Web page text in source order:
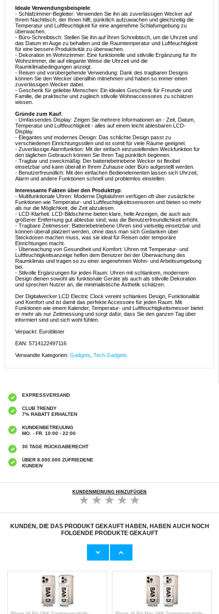
Ideale Verwendungsbeispiele:
- Schlafzimmer-Begleiter: Verwenden Sie ihn als zuverlässigen Wecker auf
Ihrem Nachttisch, der Ihnen hilft, pünktlich aufzuwachen und gleichzeitig die
Temperatur und Luftfeuchtigkeit für eine angenehme Schlafumgebung zu
überwachen.
- Büro-Schreibtisch: Stellen Sie ihn auf Ihren Schreibtisch, um die Uhrzeit und
das Datum im Auge zu behalten und die Raumtemperatur und Luftfeuchtigkeit
für eine bessere Produktivität zu überwachen.
- Dekoration im Wohnzimmer: Eine funktionelle und stilvolle Ergänzung für Ihr
Wohnzimmer, die auf elegante Weise die Uhrzeit und die
Raumklimabedingungen anzeigt.
- Reisen und vorübergehende Verwendung: Dank des tragbaren Designs
können Sie den Wecker überallhin mitnehmen und haben so immer einen
zuverlässigen Wecker dabei.
- Geschenk für geliebte Menschen: Ein ideales Geschenk für Freunde und
Familie, die praktische und zugleich stilvolle Wohnaccessoires zu schätzen
wissen.
Gründe zum Kauf:
- Umfassendes Display: Zeigen Sie mehrere Informationen an - Zeit, Datum,
Temperatur und Luftfeuchtigkeit - alles auf einem leicht ablesbaren LCD-
Display.
- Elegantes und modernes Design: Das schlichte Design passt zu
verschiedenen Einrichtungsstilen und ist somit für viele Räume geeignet.
- Zuverlässige Alarmfunktion: Mit der einfach einzustellenden Weckfunktion für
den täglichen Gebrauch können Sie Ihren Tag pünktlich beginnen.
- Tragbar und zweckmäßig: Der batteriebetriebene Wecker ist flexibel
einsetzbar und kann überall in Ihrem Zuhause oder Büro aufgestellt werden.
- Benutzerfreundlich: Mit den einfachen Bedienelementen lassen sich Uhrzeit,
Alarm und andere Funktionen schnell und problemlos einstellen.
Interessante Fakten über den Produkttyp:
- Multifunktionale Uhren: Moderne Digitaluhren verfügen oft über zusätzliche
Funktionen wie Temperatur- und Luftfeuchtigkeitssensoren und bieten so mehr
als nur die Möglichkeit, die Zeit abzulesen.
- LCD-Klarheit: LCD-Bildschirme bieten klare, helle Anzeigen, die auch aus
größerer Entfernung gut ablesbar sind, was die Benutzerfreundlichkeit erhöht.
- Tragbare Zeitmesser: Batteriebetriebene Uhren sind vielseitig einsetzbar und
können überall platziert werden, ohne dass man sich Gedanken über
Steckdosen machen muss, was sie ideal für Reisen oder temporäre
Einrichtungen macht.
- Überwachung von Gesundheit und Komfort: Uhren mit Temperatur- und
Luftfeuchtigkeitsanzeige helfen dem Benutzer bei der Überwachung des
Raumklimas und tragen so zu einer angenehmen Wohn- und Arbeitsumgebung
bei.
- Stilvolle Ergänzungen für jeden Raum: Uhren mit schlankem, modernem
Design dienen sowohl als funktionale Geräte als auch als stilvolle Dekoration
und sprechen Nutzer an, die minimalistische Ästhetik schätzen.
Der Digitalwecker LCD Electric Clock vereint schlankes Design, Funktionalität
und Komfort und ist damit das perfekte Accessoire für jeden Raum. Mit
Funktionen wie einem Kalender, Temperatur- und Luftfeuchtigkeitsmesser bietet
er mehr als nur Zeitmessung und sorgt dafür, dass Sie den ganzen Tag über
informiert sind und sich wohl fühlen.
Verpackt: Euroblister
EAN: 5714122497116
Verwandte Kategorien: Gadgets Tech Gadgets
EXPRESSVERSAND
CLUB TRENDY
7% RABATT ERHALTEN
KUNDENBETREUUNG
MO. - FR. 10:00 - 22:00
30 TAGE RÜCKGABERECHT
ÜBER 8.000.000 ZUFRIEDENE
KUNDEN
KUNDENMEINUNG HINZUFÜGEN
KUNDEN, DIE DAS PRODUKT GEKAUFT HABEN, HABEN AUCH NOCH
FOLGENDE PRODUKTE GEKAUFT
AirPods 4 TPU stoßfeste verstärkte Hülle -
Ergonomisches Kopfband für Meta Quest 3S -